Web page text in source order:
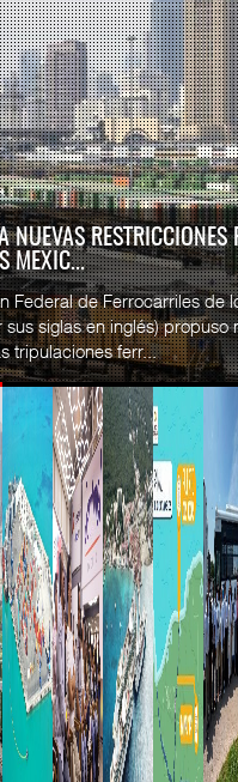
INCREMENTA
CON...
global APM Terminals
su Terminal Especializada de
del puerto de Progreso,